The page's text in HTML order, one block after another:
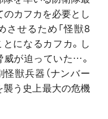
のカフカを必要とし
させるため「怪獣8
になるカフカ。し
威が迫っていた…。
獣兵器（ナンバー
襲う史上最大の危機